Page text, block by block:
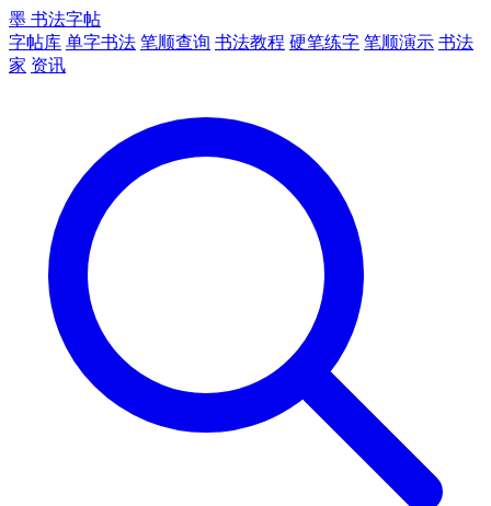
墨 书法字帖
字帖库 单字书法 笔顺查询 书法教程 硬笔练字 笔顺演示 书法
家 资讯